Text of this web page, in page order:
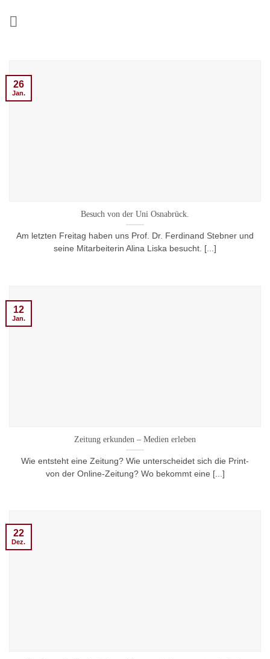
Besuch von der Uni Osnabrück.
Am letzten Freitag haben uns Prof. Dr. Ferdinand Stebner und
seine Mitarbeiterin Alina Liska besucht. [...]
26
Jan.
Zeitung erkunden – Medien erleben
Wie entsteht eine Zeitung? Wie unterscheidet sich die Print-
von der Online-Zeitung? Wo bekommt eine [...]
12
Jan.
22
Dez.